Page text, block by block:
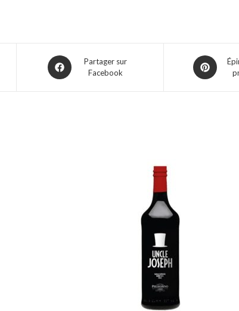
Ouvre
dans
Partager sur
Facebook
Ouvre
dans